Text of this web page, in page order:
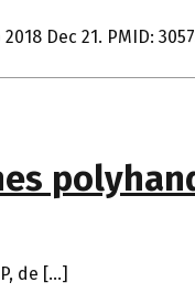
2018 Dec 21. PMID:
de […]